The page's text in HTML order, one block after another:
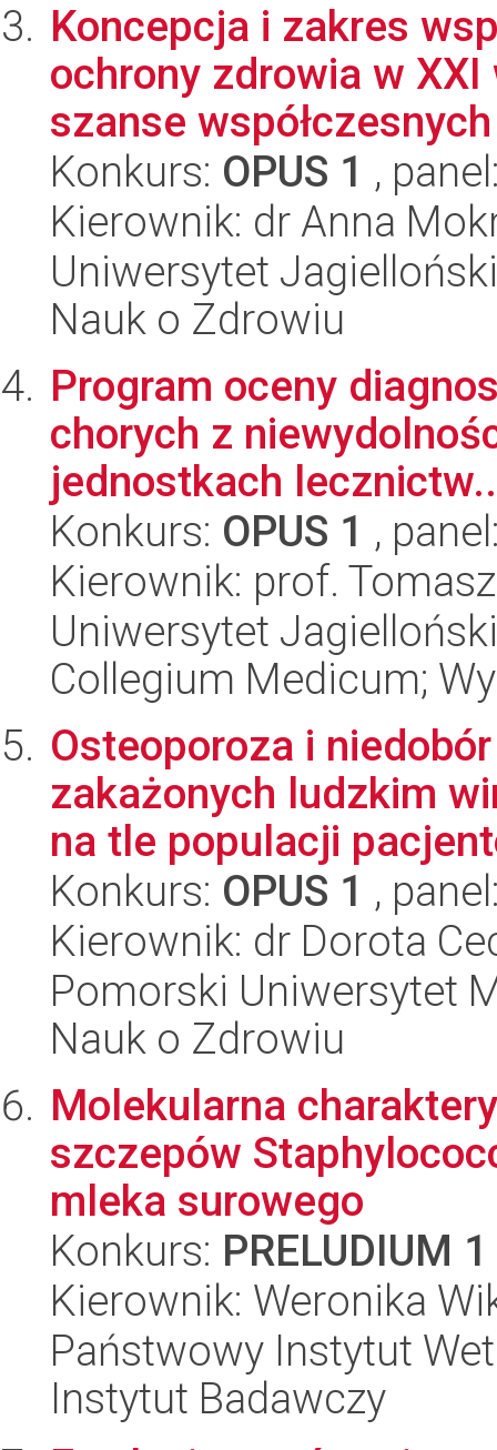
Koncepcja i zakres
ochrony zdrowia w
szanse
Konkurs: OPUS 1 ,
Kierownik: dr Anna
Uniwersytet
Nauk o Zdrowiu
Program oceny
chorych z
jednostkach
Konkurs: OPUS 1 ,
Kierownik: prof.
Uniwersytet
Collegium Medicum;
Osteoporoza i
zakażonych ludzkim
na tle populacji
Konkurs: OPUS 1 ,
Kierownik: dr Dorota
Pomorski Uniwersytet
Nauk o Zdrowiu
Molekularna
szczepów
mleka surowego
Konkurs: PRELUDIUM 1
Kierownik: Weronika
Państwowy Instytut
Instytut Badawczy